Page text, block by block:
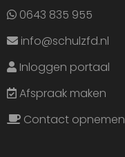
0643 835 955
info@schulzfd.nl
Inloggen portaal
Afspraak maken
Contact opnemen